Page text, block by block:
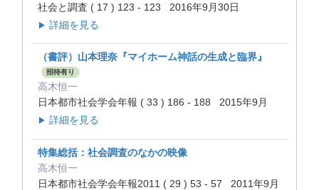
社会と調査 ( 17 ) 123 - 123 2016年9月30日
▶ 詳細を見る
（書評）山本理奈『マイホーム神話の生成と臨界』
招待有り
高木恒一
日本都市社会学会年報 ( 33 ) 186 - 188 2015年9月
▶ 詳細を見る
特集総括：社会調査のなかの映像
高木恒一
日本都市社会学会年報2011 ( 29 ) 53 - 57 2011年9月